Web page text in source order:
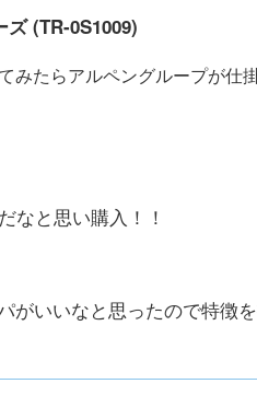
(TR-0S1009)
みたらアルペングループが仕
なと思い購入！！
がいいなと思ったので特徴